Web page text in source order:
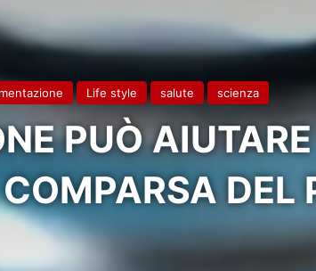
Life style salute scienza
PUÒ
DEL